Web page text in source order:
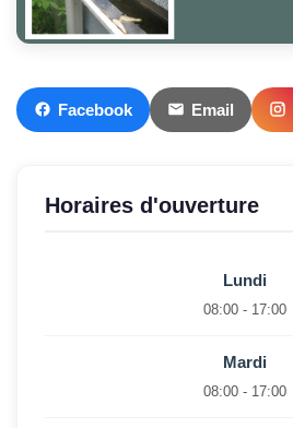
Facebook Email
Horaires d'ouverture
Lundi
08:00 - 17:00
Mardi
08:00 - 17:00